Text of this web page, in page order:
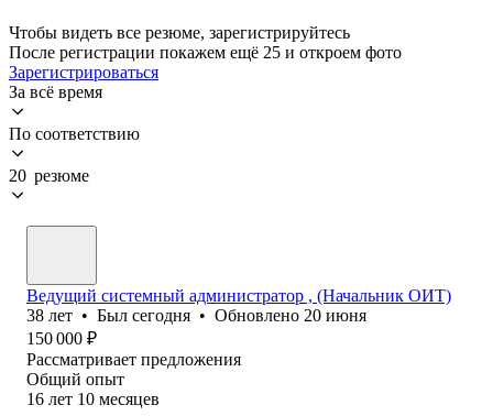
Чтобы видеть все резюме, зарегистрируйтесь
После регистрации покажем ещё 25 и откроем фото
Зарегистрироваться
За всё время
По соответствию
20 резюме
Ведущий системный администратор , (Начальник ОИТ)
38 лет • Был сегодня • Обновлено 20 июня
150 000 ₽
Рассматривает предложения
Общий опыт
16 лет 10 месяцев